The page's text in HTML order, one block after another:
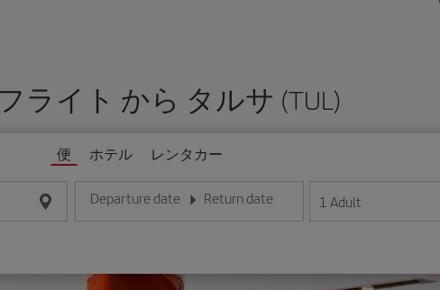
ライト から タルサ (TUL)
便 ホテル レンタカー
Departure date
日/月/年の形式で日付を入力してください
Return date
日/月/年の形式で日付を入力してください
1 Adult